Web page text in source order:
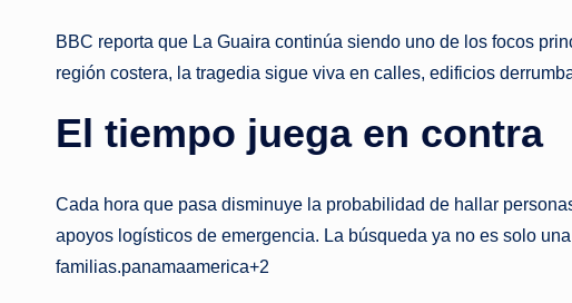
BBC reporta que La Guaira continúa siendo uno de los focos
región costera, la tragedia sigue viva en calles, edificios
El tiempo juega en contra
Cada hora que pasa disminuye la probabilidad de hallar
apoyos logísticos de emergencia. La búsqueda ya no es solo
familias.panamaamerica+2